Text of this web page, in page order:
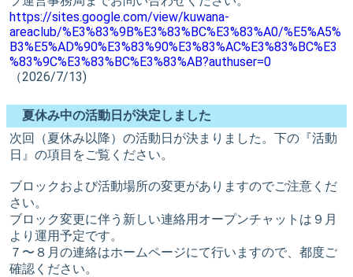
https://sites.google.com/view/kuwana-
areaclub/%E3%83%9B%E3%83%BC%E3%83%A0/%E5%A5%
B3%E5%AD%90%E3%83%90%E3%83%AC%E3%83%BC%E3
%83%9C%E3%83%BC%E3%83%AB?authuser=0
（2026/7/13)
夏休み中の活動日が決定しました
次回（夏休み以降）の活動日が決まりました。下の『活動
日』の項目をご覧ください。
ブロックおよび活動場所の変更がありますのでご注意くだ
さい。
ブロック変更に伴う新しい連絡用オープンチャットは９月
より運用予定です。
７〜８月の連絡はホームページにて行いますので、都度ご
確認ください。